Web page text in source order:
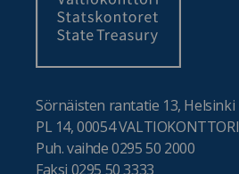
Sörnäisten rantatie 13, Helsinki
PL 14, 00054 VALTIOKONTTORI
Puh. vaihde 0295 50 2000
Faksi 0295 50 3333